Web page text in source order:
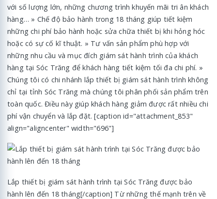
với số lượng lớn, những chương trình khuyến mãi tri ân khách
hàng… » Chế độ bảo hành trong 18 tháng giúp tiết kiệm
những chi phí bảo hành hoặc sửa chữa thiết bị khi hỏng hóc
hoặc có sự cố kĩ thuật. » Tư vấn sản phẩm phù hợp với
những nhu cầu và mục đích giám sát hành trình của khách
hàng tại Sóc Trăng để khách hàng tiết kiệm tối đa chi phí. »
Chúng tôi có chi nhánh lắp thiết bị giám sát hành trình không
chỉ tại tỉnh Sóc Trăng mà chúng tôi phân phối sản phẩm trên
toàn quốc. Điều này giúp khách hàng giảm được rất nhiều chi
phí vận chuyển và lắp đặt. [caption id="attachment_853"
align="aligncenter" width="696"]
Lắp thiết bị giám sát hành trình tại Sóc Trăng được bảo
hành lên đến 18 tháng[/caption] Từ những thế mạnh trên về